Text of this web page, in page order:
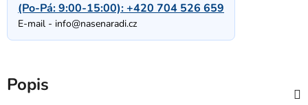
(Po-Pá: 9:00-15:00):+420 704 526 659
E-mail - info@nasenaradi.cz
Popis